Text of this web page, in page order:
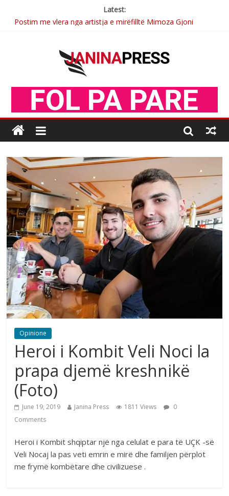
Latest:
Postim me vlera nga artistja e mirëfilltë Mimoza Gjoni
Brahim Çekaj njē veprimtar i respektuar i çeshtjës kombëtare
Sulm , pse të dua ty
Opinione
Heroi i Kombit Veli Noci la
prapa djemë kreshnikë
(Foto)
June 19, 2019 Janina Press 1811 Views
0
Comments
Heroi i Kombit shqiptar një nga celulat e para të UÇK -së
Veli Nocaj la pas veti emrin e mirë dhe familjen përplot
me frymë kombëtare dhe civilizuese .